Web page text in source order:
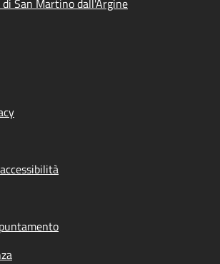
di San Martino dall'Argine